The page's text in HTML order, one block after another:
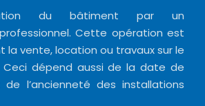
du bâtiment par un
Cette opération est
la vente, location ou travaux sur le
Ceci dépend aussi de la date de
l’ancienneté des installations